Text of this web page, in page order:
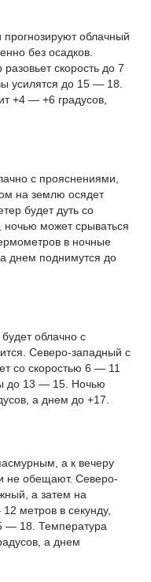
прогнозируют облачный
без осадков.
скорость до 7
усилятся до 15 — 18.
+4 — +6 градусов,
с прояснениями,
на землю осядет
будет дуть со
ночью может срываться
в ночные
днем поднимутся до
будет облачно с
Северо-западный с
со скоростью 6 — 11
до 13 — 15. Ночью
а днем до +17.
а к вечеру
не обещают. Северо-
а затем на
метров в секунду,
— 18. Температура
а днем